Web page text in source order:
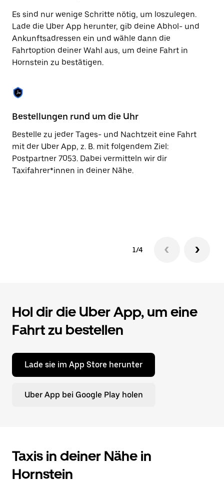
den
Kalender
zu
schließen.
Es sind nur wenige Schritte nötig, um loszulegen.
Lade die Uber App herunter, gib deine Abhol- und
Ankunftsadressen ein und wähle dann die
Fahrtoption deiner Wahl aus, um deine Fahrt in
Hornstein zu bestätigen.
Bestellungen rund um die Uhr
Bestelle zu jeder Tages- und Nachtzeit eine Fahrt
mit der Uber App, z. B. mit folgendem Ziel:
Postpartner 7053. Dabei vermitteln wir dir
Taxifahrer*innen in deiner Nähe.
1/4
Hol dir die Uber App, um eine
Fahrt zu bestellen
Lade sie im App Store herunter
Uber App bei Google Play holen
Taxis in deiner Nähe in
Hornstein